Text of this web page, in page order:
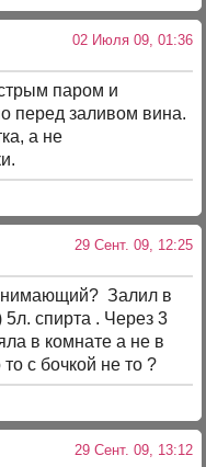
02 Июля 09, 01:36
паром и
перед заливом вина.
а не
29 Сент. 09, 12:25
? Залил в
спирта . Через 3
в комнате а не в
с бочкой не то ?
29 Сент. 09, 13:12